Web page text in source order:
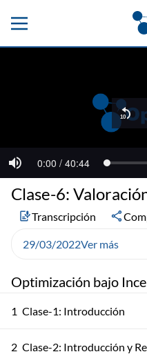
Optimización bajo
1 Clase-1: Introducción
2 Clase-2: Introducción y
Clase-6:
Transcripción
29/03/2022Ver más